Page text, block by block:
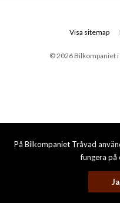
På Bilkompaniet Tråvad
fungera på
© 2026 Bilkompaniet i
Visa sitemap